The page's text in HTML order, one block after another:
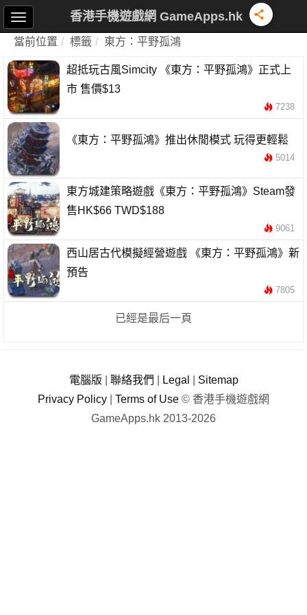
香港手機遊戲網 GameApps.hk
當前位置 標籤 東方：平野孤鴻
超抵玩古風Simcity 《東方：平野孤鴻》正式上
市 售價$13
7238
《東方：平野孤鴻》推出休閒模式 玩得更輕鬆
5014
東方城建策略遊戲《東方：平野孤鴻》Steam發
售HK$66 TWD$188
9061
西山居古代模擬經營遊戲 《東方：平野孤鴻》新
預告
7805
已經是最后一頁
電腦版 聯絡我們 Legal
Sitemap
Privacy Policy
Terms of Use © 香港手機遊戲網
GameApps.hk 2013-2026